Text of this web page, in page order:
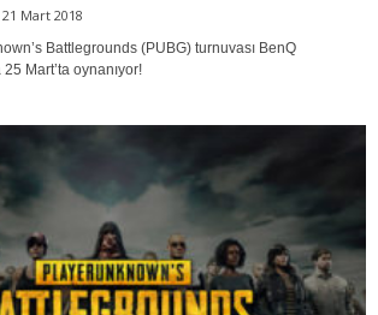
21 Mart 2018
Battlegrounds (PUBG) turnuvası BenQ
Mart’ta oynanıyor!